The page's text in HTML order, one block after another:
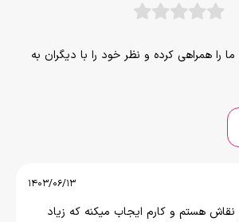
را همراهی کرده و نظر خود را با دیگران به
1403/06/13
هستم و کارم ایجاب میکنه که زیاد